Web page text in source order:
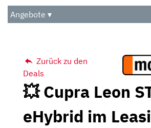
Audio
Das Beste
Angebote ▾
Zurück zu den
Deals
💥 Cupra Leon
eHybrid im